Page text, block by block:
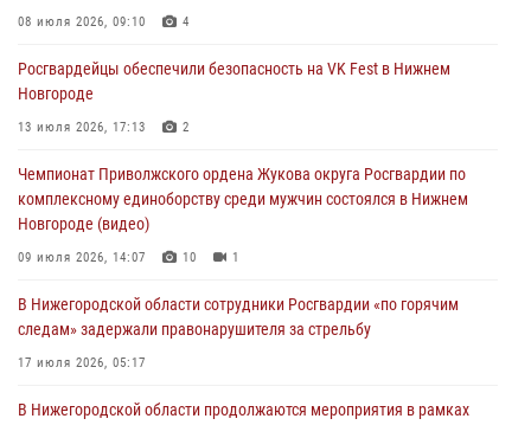
Нижегородские росгвардейцы за прошедшую неделю выезжали
13 июля 2026, 06:45
Росгвардейцы предотвратили серию краж в Нижнем Новгороде
08 июля 2026, 09:10 4
Росгвардейцы обеспечили безопасность на VK Fest в Нижнем
Новгороде
13 июля 2026, 17:13 2
Чемпионат Приволжского ордена Жукова округа Росгвардии по
комплексному единоборству среди мужчин состоялся в Нижнем
Новгороде (видео)
09 июля 2026, 14:07 10 1
В Нижегородской области сотрудники Росгвардии «по горячим
следам» задержали правонарушителя за стрельбу
17 июля 2026, 05:17
В Нижегородской области продолжаются мероприятия в рамках